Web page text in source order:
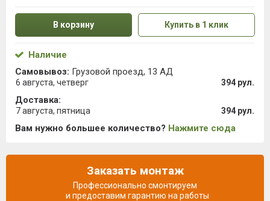
В корзину Купить в 1 клик
Наличие
Самовывоз: Грузовой проезд, 13 АД
6 августа, четверг 394 рул.
Доставка:
7 августа, пятница 394 рул.
Вам нужно большее количество? Нажмите сюда
Заказать монтаж
Профессионально смонтируем
и предоставим гарантию на работы